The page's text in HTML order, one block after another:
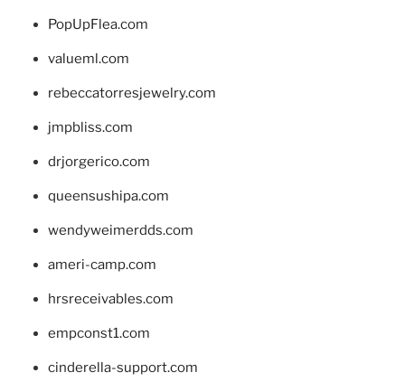
PopUpFlea.com
valueml.com
rebeccatorresjewelry.com
jmpbliss.com
drjorgerico.com
queensushipa.com
wendyweimerdds.com
ameri-camp.com
hrsreceivables.com
empconst1.com
cinderella-support.com